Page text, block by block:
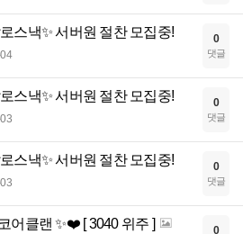
스낵✨ 서버원 절찬 모집중! 0
댓글
스낵✨ 서버원 절찬 모집중! 0
댓글
스낵✨ 서버원 절찬 모집중! 0
댓글
어클랜 ✨❤️ [ 3040 위주 ] 0